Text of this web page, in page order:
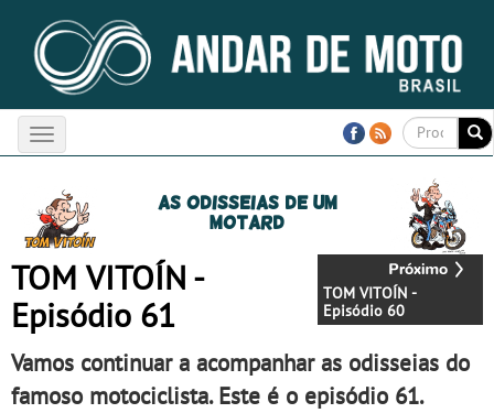
Toggle
navigation
As odisseias de um
motard
TOM VITOÍN -
Episódio 60
TOM VITOÍN -
Episódio 61
Vamos continuar a acompanhar as odisseias do
famoso motociclista. Este é o episódio 61.